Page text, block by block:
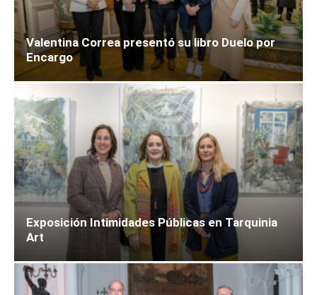
Valentina Correa presentó su libro Duelo por
Encargo
Exposición Intimidades Públicas en Tarquinia
Art